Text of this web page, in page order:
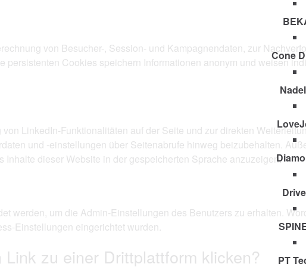
Cone
PT
von Besucher-, Session- und Kampagnendaten, zur
persistenten Cookies speichern Informationen anonym und weisen
LinkedIn-Funktionalitäten auf der Seite und zur direkten
und -einstellungen über Seitenabrufe hinweg beizubehalten.
dieser Website in der gespeicherten Sprache anzuzeigen.
werden, um die Admin-Einstellungen des Benutzers zu erhalten.
Einstellungen eingerichtet wurden.
zu einer Drittplattform klicken?